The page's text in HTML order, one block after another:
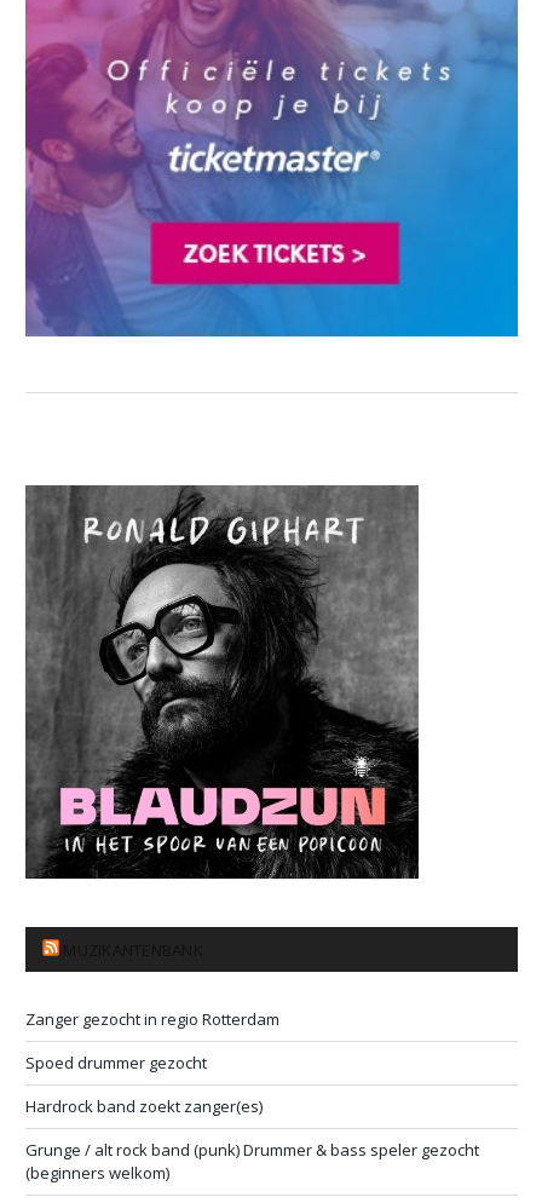
Zanger gezocht in regio Rotterdam
Spoed drummer gezocht
Hardrock band zoekt zanger(es)
Grunge / alt rock band (punk) Drummer & bass speler gezocht
(beginners welkom)